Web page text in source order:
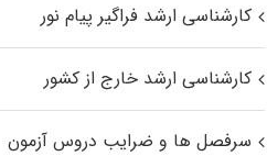
کارشناسی ارشد فراگیر پیام نور
کارشناسی ارشد خارج از کشور
سرفصل ها و ضرایب دروس آزمون